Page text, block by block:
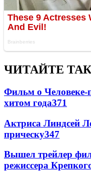
ЧИТАЙТЕ
Фильм о Человеке-
хитом года371
Актриса Линдсей
прическу347
Вышел трейлер
режиссера